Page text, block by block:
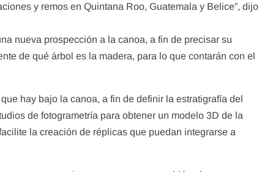
y remos en Quintana Roo, Guatemala y Belice”, dijo
nueva prospección a la canoa, a fin de precisar su
de qué árbol es la madera, para lo que contarán con el
hay bajo la canoa, a fin de definir la estratigrafía del
de fotogrametría para obtener un modelo 3D de la
la creación de réplicas que puedan integrarse a